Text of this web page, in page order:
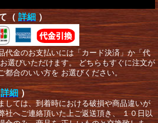
（ 詳細 ）
代金のお支払いには「カード決済」か「代
選びいただけます。 どちらもすぐに注文が
都合のいい方を お選びください。
詳細 ）
しては、到着時における破損や商品違いが
社へご連絡頂いた上ご返送頂き、 １０日以